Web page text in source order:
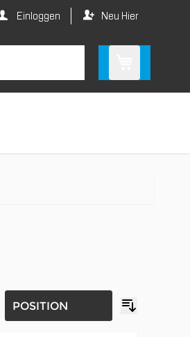
Einloggen Neu Hier